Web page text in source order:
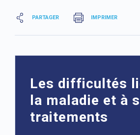
PARTAGER IMPRIMER
Les difficultés
la maladie et à
traitements